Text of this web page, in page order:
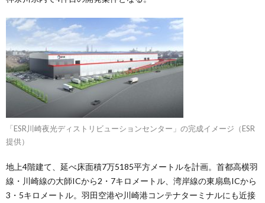
「ESR川崎夜光ディストリビューションセンター」の完成イメージ（ESR
提供）
地上4階建て、延べ床面積7万5185平方メートルを計画。首都高横羽
線・川崎線の大師ICから2・7キロメートル、湾岸線の東扇島ICから
3・5キロメートル。羽田空港や川崎港コンテナターミナルにも近接